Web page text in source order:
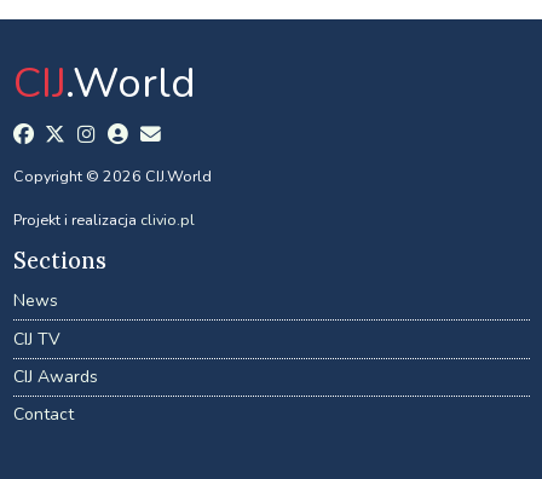
CIJ.World
Copyright © 2026 CIJ.World
Projekt i realizacja clivio.pl
Sections
News
CIJ TV
CIJ Awards
Contact